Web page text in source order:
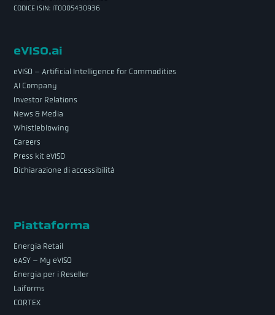
CODICE ISIN: IT0005430936
eVISO.ai
eVISO – Artificial Intelligence for Commodities
AI Company
Investor Relations
News & Media
Whistleblowing
Careers
Press kit eVISO
Dichiarazione di accessibilità
Piattaforma
Energia Retail
eASY – My eVISO
Energia per i Reseller
Laiforms
CORTEX